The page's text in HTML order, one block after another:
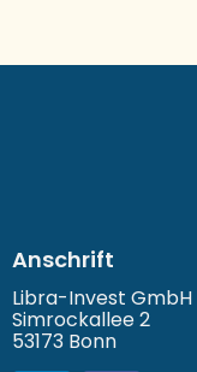
Anschrift
Libra-Invest GmbH
Simrockallee 2
53173 Bonn